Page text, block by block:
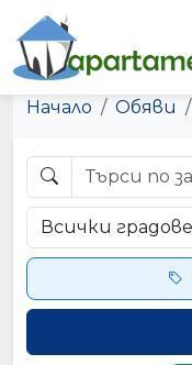
Начало Обяви